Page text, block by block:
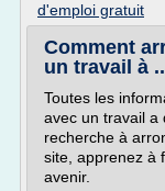
d'emploi gratuit
Comment
un travail à
Toutes les
avec un travail a
recherche à
site, apprenez à
avenir.